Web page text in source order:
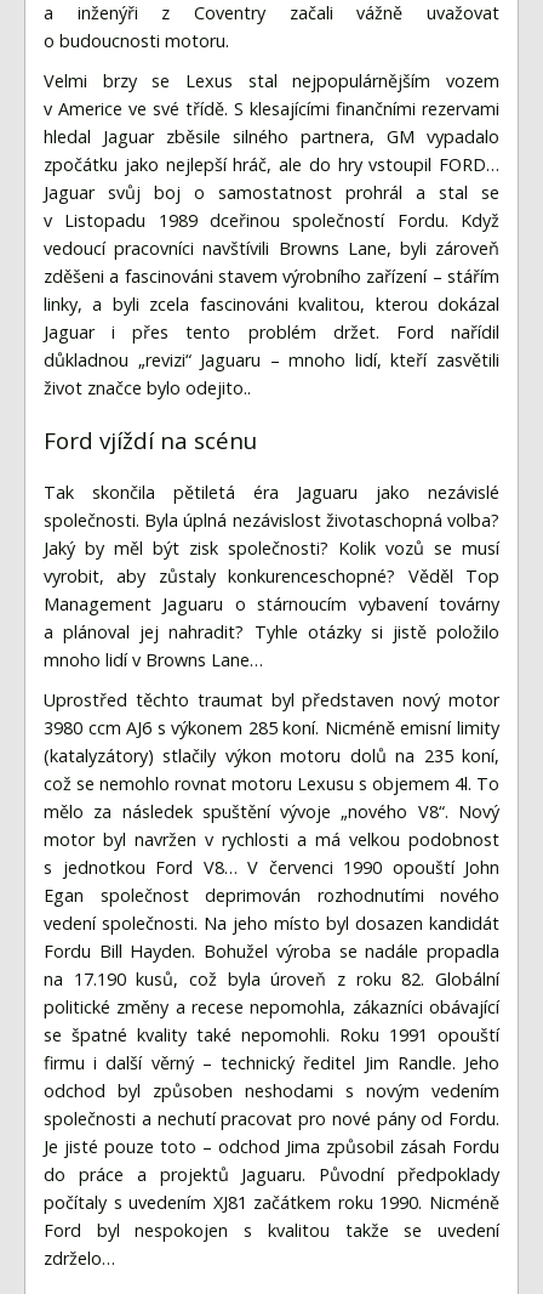
a inženýři z Coventry začali vážně uvažovat
o budoucnosti motoru.
Velmi brzy se Lexus stal nejpopulárnějším vozem
v Americe ve své třídě. S klesajícími finančními rezervami
hledal Jaguar zběsile silného partnera, GM vypadalo
zpočátku jako nejlepší hráč, ale do hry vstoupil FORD…
Jaguar svůj boj o samostatnost prohrál a stal se
v Listopadu 1989 dceřinou společností Fordu. Když
vedoucí pracovníci navštívili Browns Lane, byli zároveň
zděšeni a fascinováni stavem výrobního zařízení – stářím
linky, a byli zcela fascinováni kvalitou, kterou dokázal
Jaguar i přes tento problém držet. Ford nařídil
důkladnou „revizi“ Jaguaru – mnoho lidí, kteří zasvětili
život značce bylo odejito..
Ford vjíždí na scénu
Tak skončila pětiletá éra Jaguaru jako nezávislé
společnosti. Byla úplná nezávislost životaschopná volba?
Jaký by měl být zisk společnosti? Kolik vozů se musí
vyrobit, aby zůstaly konkurenceschopné? Věděl Top
Management Jaguaru o stárnoucím vybavení továrny
a plánoval jej nahradit? Tyhle otázky si jistě položilo
mnoho lidí v Browns Lane…
Uprostřed těchto traumat byl představen nový motor
3980 ccm AJ6 s výkonem 285 koní. Nicméně emisní limity
(katalyzátory) stlačily výkon motoru dolů na 235 koní,
což se nemohlo rovnat motoru Lexusu s objemem 4l. To
mělo za následek spuštění vývoje „nového V8“. Nový
motor byl navržen v rychlosti a má velkou podobnost
s jednotkou Ford V8… V červenci 1990 opouští John
Egan společnost deprimován rozhodnutími nového
vedení společnosti. Na jeho místo byl dosazen kandidát
Fordu Bill Hayden. Bohužel výroba se nadále propadla
na 17.190 kusů, což byla úroveň z roku 82. Globální
politické změny a recese nepomohla, zákazníci obávající
se špatné kvality také nepomohli. Roku 1991 opouští
firmu i další věrný – technický ředitel Jim Randle. Jeho
odchod byl způsoben neshodami s novým vedením
společnosti a nechutí pracovat pro nové pány od Fordu.
Je jisté pouze toto – odchod Jima způsobil zásah Fordu
do práce a projektů Jaguaru. Původní předpoklady
počítaly s uvedením XJ81 začátkem roku 1990. Nicméně
Ford byl nespokojen s kvalitou takže se uvedení
zdrželo…